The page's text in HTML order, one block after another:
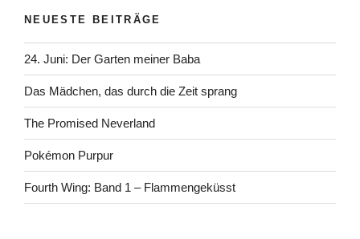
NEUESTE BEITRÄGE
24. Juni: Der Garten meiner Baba
Das Mädchen, das durch die Zeit sprang
The Promised Neverland
Pokémon Purpur
Fourth Wing: Band 1 – Flammengeküsst